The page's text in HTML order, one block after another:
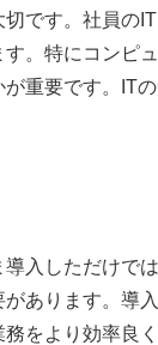
です。社員の
。特にコンピ
重要です。IT
入しただけで
あります。導
をより効率良く